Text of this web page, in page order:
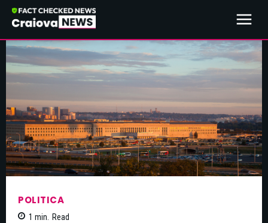
POLITICA
1 min. Read